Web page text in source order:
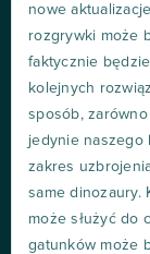
nowe
rozgrywki może
faktycznie
kolejnych
sposób,
jedynie naszego
zakres
same dinozaury.
może służyć do
gatunków może